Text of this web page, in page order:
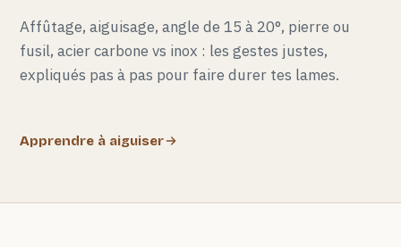
Affûtage, aiguisage, angle de 15 à 20°, pierre ou
fusil, acier carbone vs inox : les gestes justes,
expliqués pas à pas pour faire durer tes lames.
Apprendre à aiguiser